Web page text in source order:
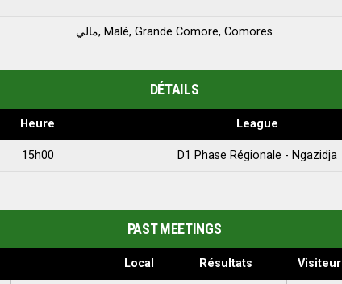
مالي, Malé, Grande Comore, Comores
DÉTAILS
Heure League
15h00 D1 Phase Régionale - Ngazidja
PAST MEETINGS
Local Résultats Visiteur